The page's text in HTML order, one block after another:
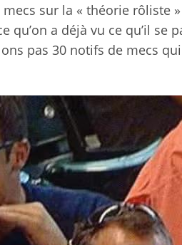
sur la « théorie rôliste »
a déjà vu ce qu’il se
pas 30 notifs de mecs